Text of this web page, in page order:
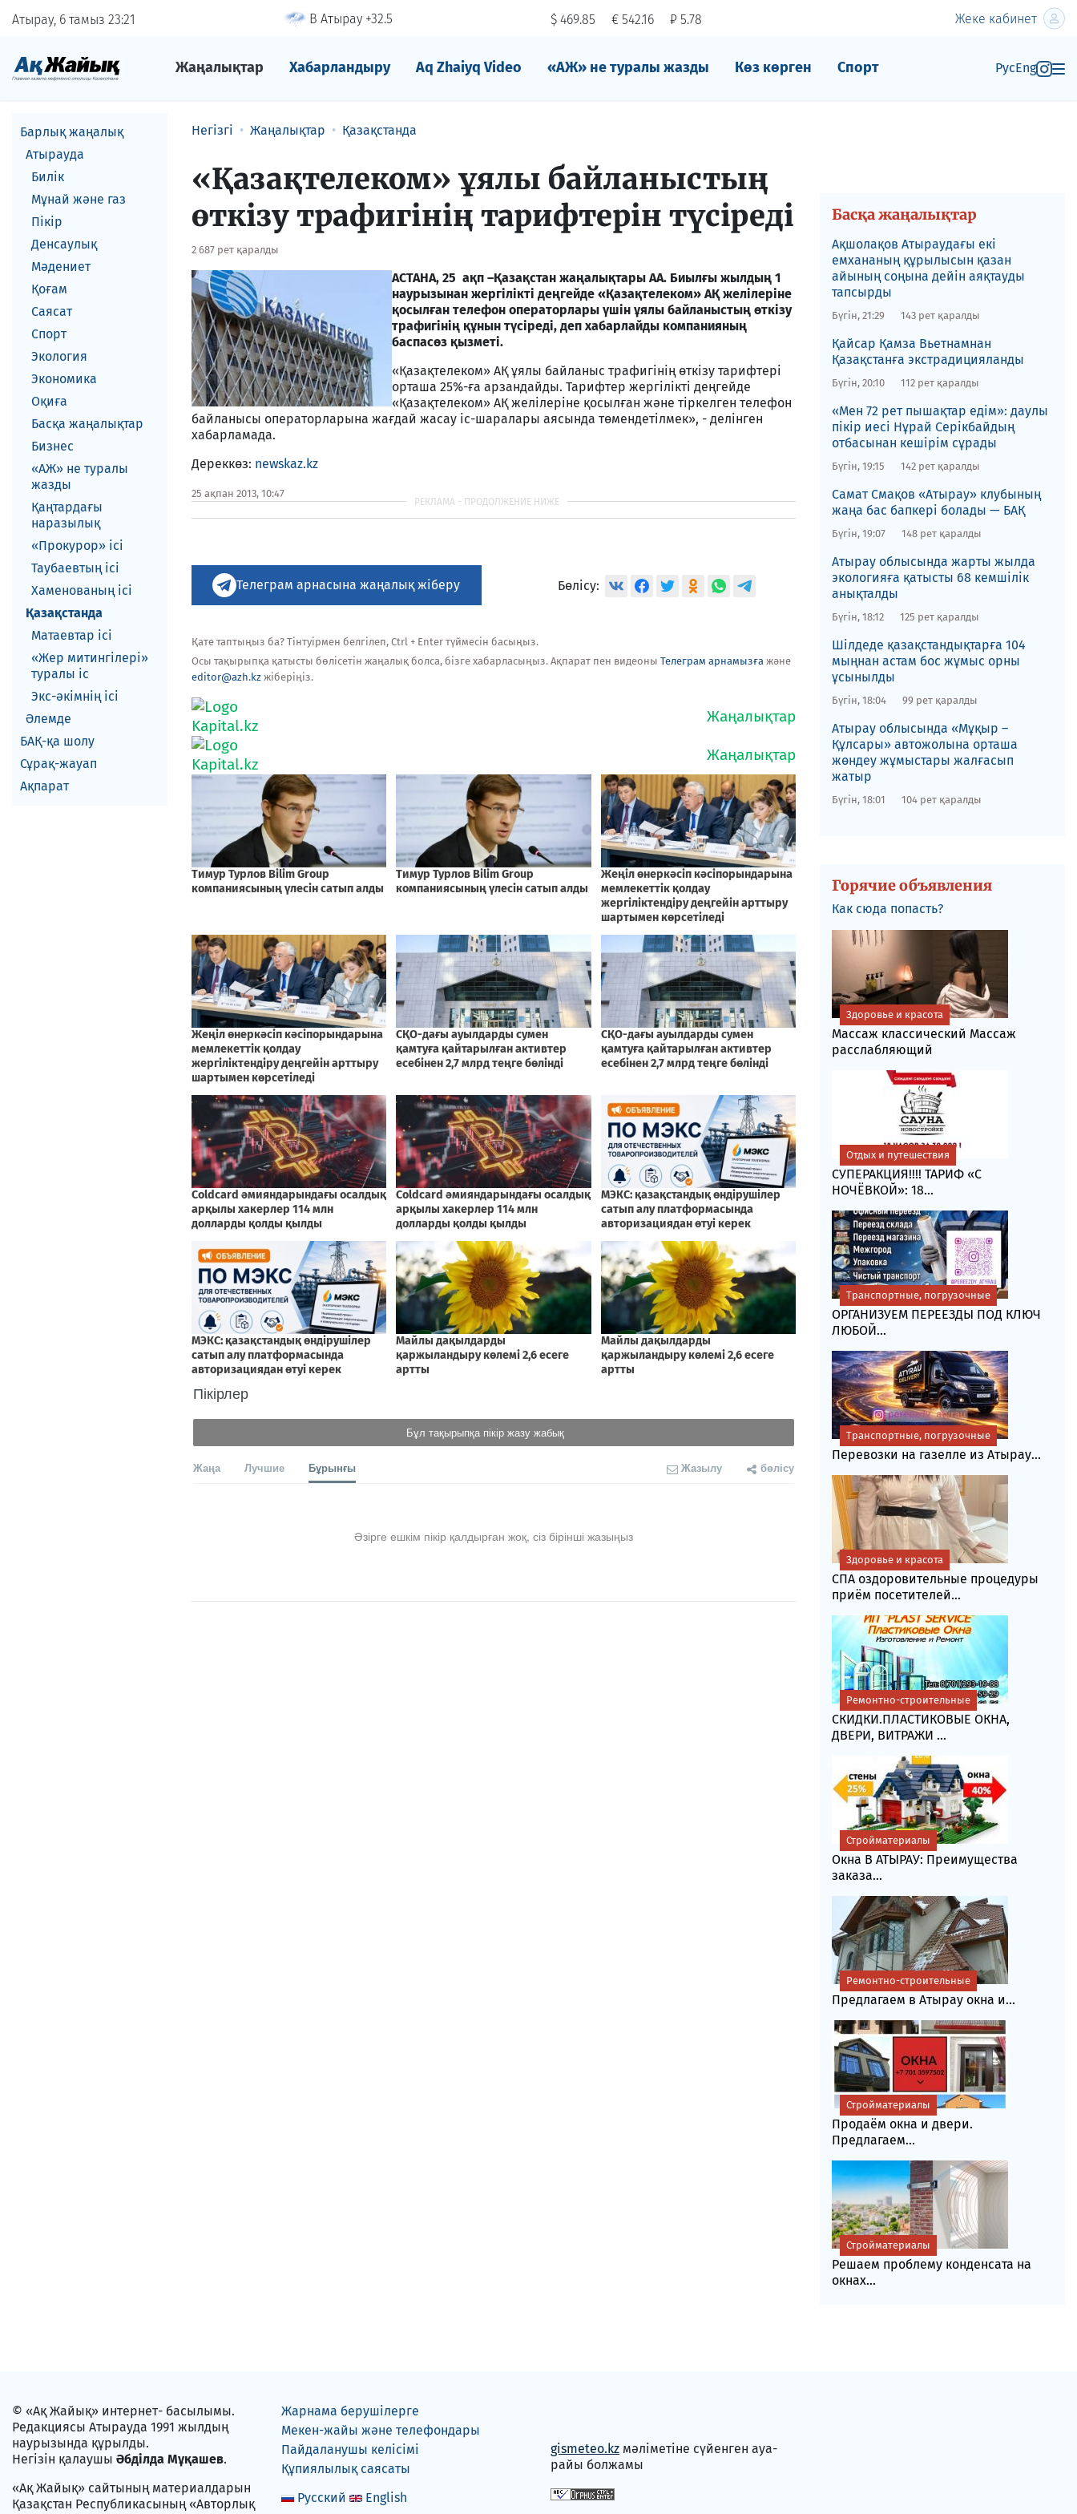
Атырау, 6 тамыз 23 21 В Атырау +32.5 $ 469.85 € 542.16 ₽ 5.78 Жеке кабинет
Жаңалықтар Хабарландыру Aq Zhaiyq Video «АЖ» не туралы жазды Көз көрген Спорт РусEng
Барлық жаңалық
Атырауда
Билік
Мұнай және газ
Пікір
Денсаулық
Мәдениет
Қоғам
Саясат
Спорт
Экология
Экономика
Оқиға
Басқа жаңалықтар
Бизнес
«АЖ» не туралы
жазды
Қаңтардағы
наразылық
«Прокурор» ісі
Таубаевтың ісі
Хаменованың ісі
Қазақстанда
Матаевтар ici
«Жер митингілері»
туралы іс
Экс-әкiмнiң iсi
Әлемде
БАҚ-қа шолу
Сұрақ-жауап
Ақпарат
Негізгі Жаңалықтар Қазақстанда
«Қазақтелеком» ұялы байланыстың
өткізу трафигінің тарифтерін түсіреді
2 687 рет қаралды
АСТАНА, 25 ақп –Қазақстан жаңалықтары АА. Биылғы жылдың 1
наурызынан жергілікті деңгейде «Қазақтелеком» АҚ желілеріне
қосылған телефон операторлары үшін ұялы байланыстың өткізу
трафигінің құнын түсіреді, деп хабарлайды компанияның
баспасөз қызметі.
«Қазақтелеком» АҚ ұялы байланыс трафигінің өткізу тарифтері
орташа 25%-ға арзандайды. Тарифтер жергілікті деңгейде
«Қазақтелеком» АҚ желілеріне қосылған және тіркелген телефон
байланысы операторларына жағдай жасау іс-шаралары аясында төмендетілмек», - делінген
хабарламада.
Дереккөз: newskaz.kz
25 ақпан 2013, 10:47
Телеграм арнасына жаңалық жіберу Бөлісу:
Қате таптыңыз ба? Тінтуірмен белгілеп, Ctrl + Enter түймесін басыңыз.
Осы тақырыпқа қатысты бөлісетін жаңалық болса, бізге хабарласыңыз. Ақпарат пен видеоны Телеграм арнамызға және
editor@azh.kz жіберіңіз.
Пікірлер
Бұл тақырыпқа пікір жазу жабық
Жаңа Лучшие Бұрынғы Жазылу бөлісу
Әзірге ешкім пікір қалдырған жоқ, сіз бірінші жазыңыз
Басқа жаңалықтар
Ақшолақов Атыраудағы екі
емхананың құрылысын қазан
айының соңына дейін аяқтауды
тапсырды
Бүгін, 21:29 143 рет қаралды
​Қайсар Қамза Вьетнамнан
Қазақстанға экстрадицияланды
Бүгін, 20:10 112 рет қаралды
«Мен 72 рет пышақтар едім»: даулы
пікір иесі Нұрай Серікбайдың
отбасынан кешірім сұрады
Бүгін, 19:15 142 рет қаралды
​Самат Смақов «Атырау» клубының
жаңа бас бапкері болады — БАҚ
Бүгін, 19:07 148 рет қаралды
​Атырау облысында жарты жылда
экологияға қатысты 68 кемшілік
анықталды
Бүгін, 18:12 125 рет қаралды
​Шілдеде қазақстандықтарға 104
мыңнан астам бос жұмыс орны
ұсынылды
Бүгін, 18:04 99 рет қаралды
​Атырау облысында «Мұқыр –
Құлсары» автожолына орташа
жөндеу жұмыстары жалғасып
жатыр
Бүгін, 18:01 104 рет қаралды
Горячие объявления
Как сюда попасть?
Массаж классический Массаж
расслабляющий
Здоровье и красота
СУПЕРАКЦИЯ!!!! ТАРИФ «C
НОЧЁВКОЙ»: 18...
Отдых и путешествия
ОРГАНИЗУЕМ ПЕРЕЕЗДЫ ПОД КЛЮЧ
ЛЮБОЙ...
Транспортные, погрузочные
Перевозки на газелле из Атырау...
Транспортные, погрузочные
СПА оздоровительные процедуры
приём посетителей...
Здоровье и красота
СКИДКИ.ПЛАСТИКОВЫЕ ОКНА,
ДВЕРИ, ВИТРАЖИ ...
Ремонтно-строительные
Окна В АТЫРАУ: Преимущества
заказа...
Стройматериалы
Предлагаем в Атырау окна и...
Ремонтно-строительные
Продаём окна и двери.
Предлагаем...
Стройматериалы
Решаем проблему конденсата на
окнах...
Стройматериалы
© «Ақ Жайық» интернет- басылымы.
Редакциясы Атырауда 1991 жылдың
наурызында құрылды.
Негізін қалаушы Әбділда Мұқашев.
«Ақ Жайық» сайтының материалдарын
Қазақстан Республикасының «Авторлық
Жарнама берушілерге
Мекен-жайы және телефондары
Пайдаланушы келісімі
Құпиялылық саясаты
Русский
English
gismeteo.kz мәліметіне сүйенген ауа-
райы болжамы